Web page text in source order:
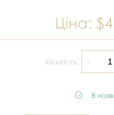
Ціна:
кількість:
В